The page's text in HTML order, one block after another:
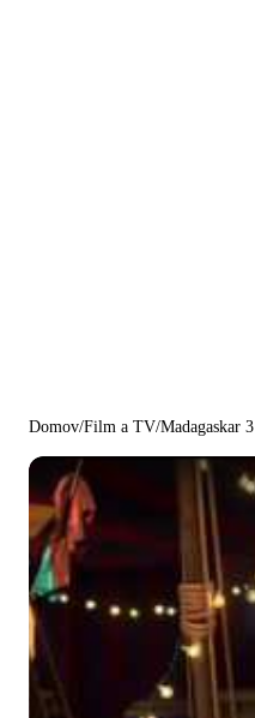
Domov/Film a TV/Madagaskar 3